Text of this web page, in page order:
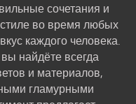
сочетания и
во время любых
каждого человека.
найдёте всегда
и материалов,
гламурными